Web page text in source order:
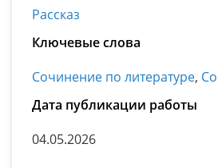
Рассказ
Ключевые слова
Сочинение по литературе,
Дата публикации работы
04.05.2026